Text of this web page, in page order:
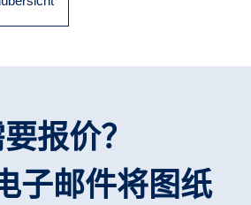
报价？
子邮件将图纸